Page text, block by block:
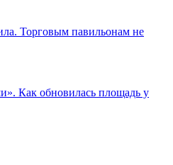
Торговым павильонам не
Как обновилась площадь у